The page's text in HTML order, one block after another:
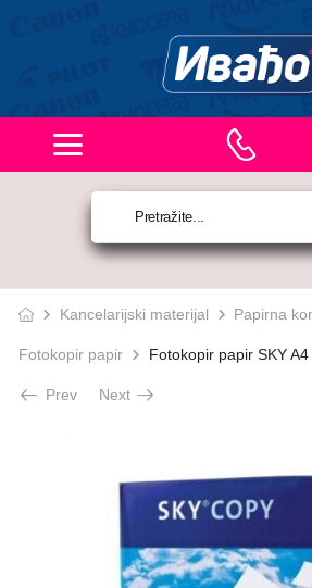
Kancelarijski materijal Papirna
Fotokopir papir Fotokopir papir SKY A4
Prev Next